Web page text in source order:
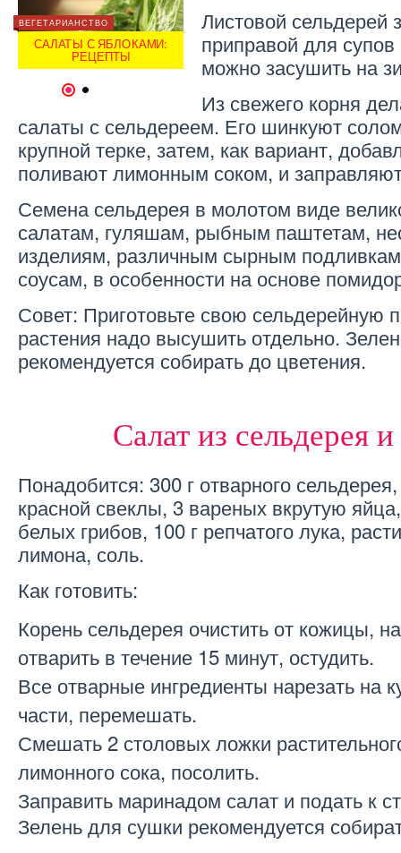
ВЕГЕТАРИАНСТВО
САЛАТЫ С ЯБЛОКАМИ:
РЕЦЕПТЫ
ГОРЯЧИЕ БЛЮДА
КУРИНЫЕ СЕРДЕЧКИ —
БЛЮДА
Листовой сельдерей
приправой для супов
можно засушить на
Из свежего корня
салаты с сельдереем. Его шинкуют
крупной терке, затем, как вариант,
поливают лимонным соком, и
Семена сельдерея в молотом виде
салатам, гуляшам, рыбным паштетам,
изделиям, различным сырным
соусам, в особенности на основе
Совет: Приготовьте свою сельдерейную
растения надо высушить отдельно.
рекомендуется собирать до цветения.
Салат из сельдерея
Понадобится: 300 г отварного
красной свеклы, 3 вареных вкрутую
белых грибов, 100 г репчатого лука,
лимона, соль.
Как готовить:
Корень сельдерея очистить от кожицы,
отварить в течение 15 минут, остудить.
Все отварные ингредиенты нарезать на
части, перемешать.
Смешать 2 столовых ложки
лимонного сока, посолить.
Заправить маринадом салат и подать к
Зелень для сушки рекомендуется